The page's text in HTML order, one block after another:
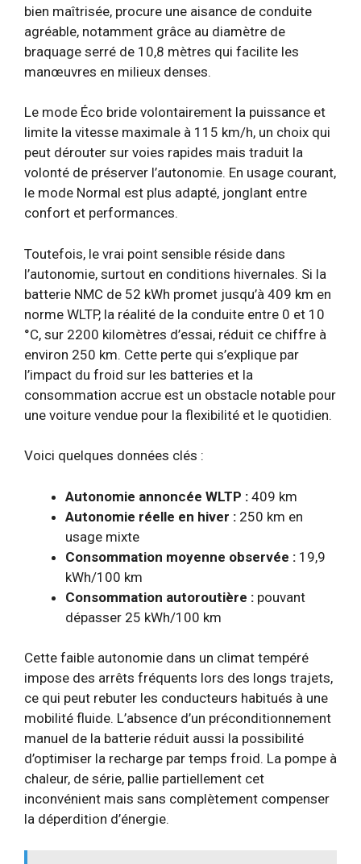
bien maîtrisée, procure une aisance de conduite
agréable, notamment grâce au diamètre de
braquage serré de 10,8 mètres qui facilite les
manœuvres en milieux denses.
Le mode Éco bride volontairement la puissance et
limite la vitesse maximale à 115 km/h, un choix qui
peut dérouter sur voies rapides mais traduit la
volonté de préserver l’autonomie. En usage courant,
le mode Normal est plus adapté, jonglant entre
confort et performances.
Toutefois, le vrai point sensible réside dans
l’autonomie, surtout en conditions hivernales. Si la
batterie NMC de 52 kWh promet jusqu’à 409 km en
norme WLTP, la réalité de la conduite entre 0 et 10
°C, sur 2200 kilomètres d’essai, réduit ce chiffre à
environ 250 km. Cette perte qui s’explique par
l’impact du froid sur les batteries et la
consommation accrue est un obstacle notable pour
une voiture vendue pour la flexibilité et le quotidien.
Voici quelques données clés :
Autonomie annoncée WLTP : 409 km
Autonomie réelle en hiver : 250 km en
usage mixte
Consommation moyenne observée : 19,9
kWh/100 km
Consommation autoroutière : pouvant
dépasser 25 kWh/100 km
Cette faible autonomie dans un climat tempéré
impose des arrêts fréquents lors des longs trajets,
ce qui peut rebuter les conducteurs habitués à une
mobilité fluide. L’absence d’un préconditionnement
manuel de la batterie réduit aussi la possibilité
d’optimiser la recharge par temps froid. La pompe à
chaleur, de série, pallie partiellement cet
inconvénient mais sans complètement compenser
la déperdition d’énergie.